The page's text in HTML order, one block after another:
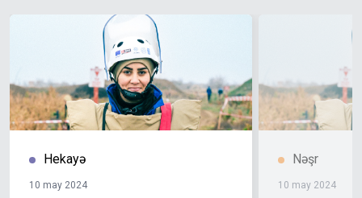
Hekayə
10 may 2024
Nəşr
10 may 2024